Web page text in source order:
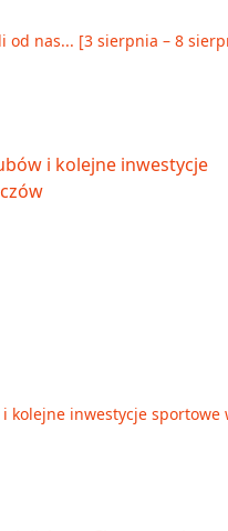
od nas... [3 sierpnia – 8
kolejne inwestycje sportowe